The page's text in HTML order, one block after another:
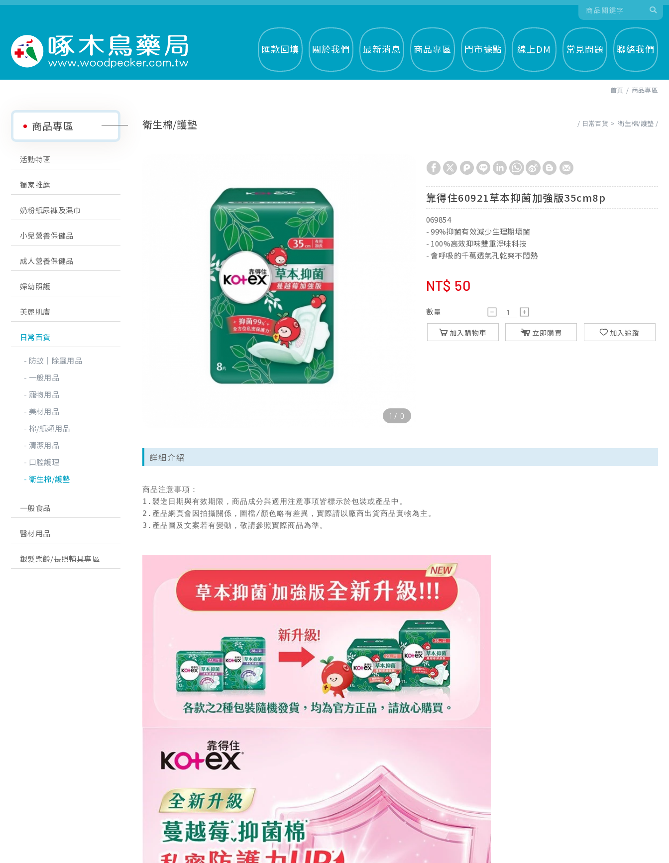
匯款回填 關於我們 最新消息 商品專區 門市據點 線上DM 常見問題 聯絡我們
首頁 商品專區
商品專區
活動特區
獨家推薦
奶粉紙尿褲及濕巾
小兒營養保健品
成人營養保健品
婦幼照護
美麗肌膚
日常百貨
防蚊│除蟲用品
一般用品
寵物用品
美材用品
棉/紙類用品
清潔用品
口腔護理
衛生棉/護墊
一般食品
醫材用品
銀髮樂齡/長照輔具專區
衛生棉/護墊 日常百貨 衛生棉/護墊
靠得住60921草本抑菌加強版35cm8p
069854
- 99%抑菌有效減少生理期壞菌
- 100%高效抑味雙重淨味科技
- 會呼吸的千萬透氣孔乾爽不悶熱
NT$ 50
數量
加入購物車 立即購買 加入追蹤
1 / 0
詳細介紹
商品注意事項：
1.製造日期與有效期限，商品成分與適用注意事項皆標示於包裝或產品中。
2.產品網頁會因拍攝關係，圖檔/顏色略有差異，實際請以廠商出貨商品實物為主。
3.產品圖及文案若有變動，敬請參照實際商品為準。